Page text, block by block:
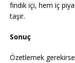
fındık içi, hem iç
taşır.
Sonuç
Özetlemek